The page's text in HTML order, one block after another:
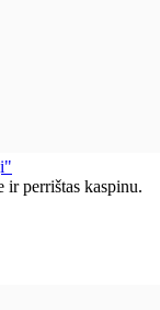
ir perrištas kaspinu.